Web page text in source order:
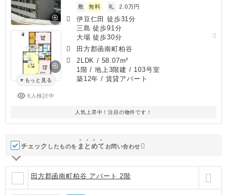
もっと見る
6人検討中
敷
無料 礼 2.0万円
伊豆仁田 徒歩31分
三島 徒歩91分
大場 徒歩30分
田方郡函南町柏谷
2LDK / 58.07m²
1階 / 地上3階建 / 103号室
築12年 / 賃貸アパート
人気上昇中！注目の物件です！
チェック したものを ま と めて お問い合わせ
田方郡函南町柏谷 アパート 2階